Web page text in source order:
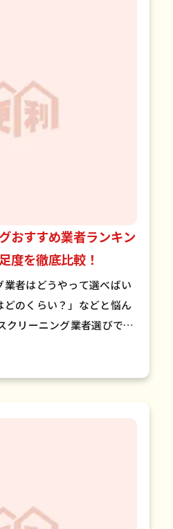
おすすめ業者ランキン
度を徹底比較！
業者はどうやって選べばい
どのくらい？」などと悩ん
クリーニング業者選びで
実績、口コミ評価などを
切で…